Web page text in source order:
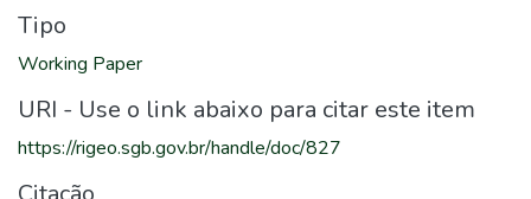
Tipo
Working Paper
URI - Use o link abaixo para citar este item
https://rigeo.sgb.gov.br/handle/doc/827